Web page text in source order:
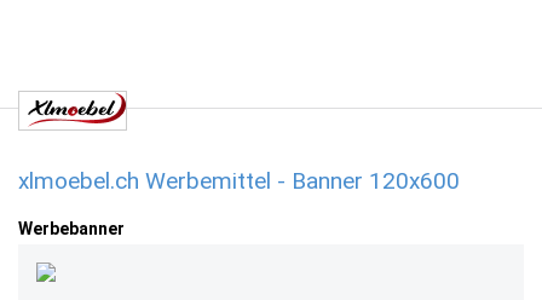
xlmoebel.ch Werbemittel - Banner 120x600
Werbebanner